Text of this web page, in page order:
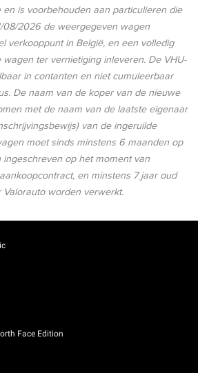
en is voorbehouden aan particulieren die
08/2026de weergegeven wagen
verkooppunt in België, en een volledig
ter vernietiging inleveren. De VHU-
in contanten en niet cumuleerbaar
De naam van de koper van de nieuwe
met de naam van de laatste eigenaar
van de ingeruilde
moet sinds minstens 6 maanden op
ingeschreven op het moment van
en minstens 7 jaar oud
Valorauto worden verwerkt.
Face Edition